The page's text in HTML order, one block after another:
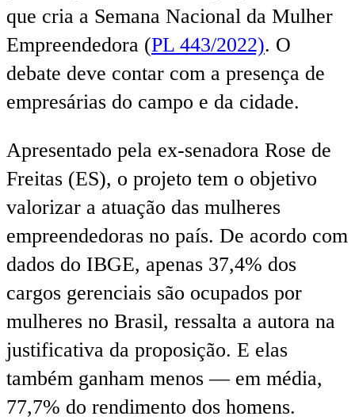
que cria a Semana Nacional da Mulher
Empreendedora (PL 443/2022). O
debate deve contar com a presença de
empresárias do campo e da cidade.
Apresentado pela ex-senadora Rose de
Freitas (ES), o projeto tem o objetivo
valorizar a atuação das mulheres
empreendedoras no país. De acordo com
dados do IBGE, apenas 37,4% dos
cargos gerenciais são ocupados por
mulheres no Brasil, ressalta a autora na
justificativa da proposição. E elas
também ganham menos — em média,
77,7% do rendimento dos homens.